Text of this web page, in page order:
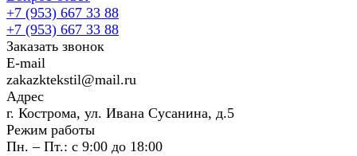
+7 (953) 667 33 88
+7 (953) 667 33 88
Заказать звонок
E-mail
zakazktekstil@mail.ru
Адрес
г. Кострома, ул. Ивана Сусанина, д.5
Режим работы
Пн. – Пт.: с 9:00 до 18:00